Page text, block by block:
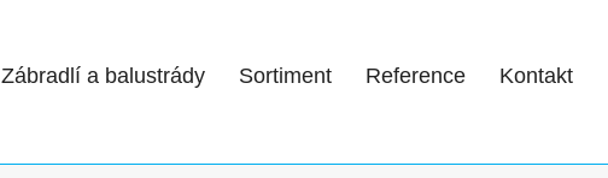
Zábradlí a balustrády Sortiment Reference Kontakt